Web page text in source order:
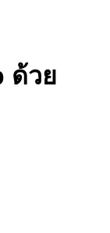
ด้วย